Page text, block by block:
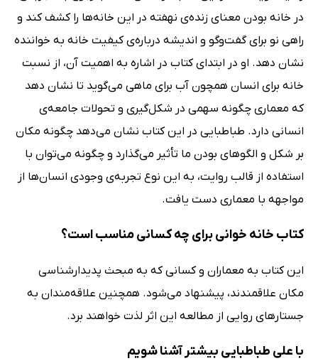
در خانه بودن معنای زنده‌ی نهفته در این خانه‌‌ها را کشف کند و
راهی نو برای گفت‌وگو و اندیشه درباره‌ی کیفیت خانه به خواننده
نشان دهد. او در ابتدای کتاب در اشاره به اهمیت آن، از نسبت
خانه برای انسان همچون آب برای ماهی می‌گوید تا نشان دهد
که معماری چگونه سهمی در شکل‌گیری و تحولات جامعه‌ی
انسانی دارد. طباطبایی در این کتاب نشان می‌دهد چگونه مکان
بر شکل و الگوهای بودن ما تأثیر می‌گذارد و چگونه می‌توان با
استفاده از قالب روایت، به این نوع تجربه‌ی وجودی انسان‌ها از
مواجهه با معماری دست یافت.
کتاب خانه خوانی برای چه کسانی مناسب است؟
این کتاب به معماران و کسانی که به مبحث پدیدارشناسی
مکان‌ علاقمندند، پیشنهاد می‌شود. همچنین علاقه‌مندان به
جستارهای روایی از مطالعه این اثر لذت خواهند برد.
با علی طباطبایی بیشتر آشنا شویم